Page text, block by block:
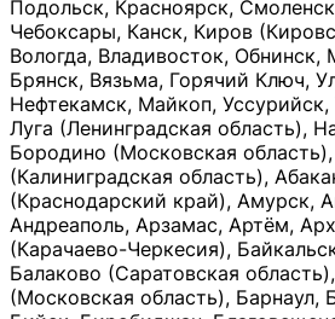
Подольск, Красноярск,
Чебоксары, Канск, Киров
Вологда, Владивосток, Обнинск,
Брянск, Вязьма, Горячий Ключ,
Нефтекамск, Майкоп, Уссурийск,
Луга (Ленинградская область),
Бородино (Московская
(Калиниградская область),
(Краснодарский край), Амурск,
Андреаполь, Арзамас, Артём,
(Карачаево-Черкесия),
Балаково (Саратовская
(Московская область), Барнаул,